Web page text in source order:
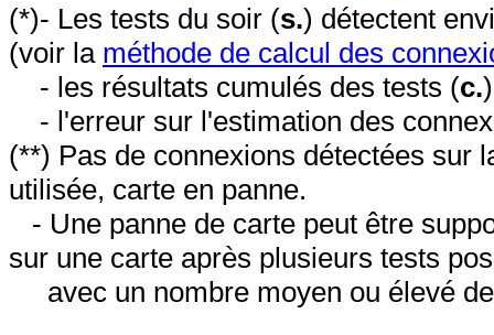
(*)- Les tests du soir (s.) détectent
(voir la méthode de calcul des
- les résultats cumulés des tests (c.
- l'erreur sur l'estimation des
(**) Pas de connexions détectées sur
utilisée, carte en panne.
- Une panne de carte peut être
sur une carte après plusieurs tests
avec un nombre moyen ou élevé